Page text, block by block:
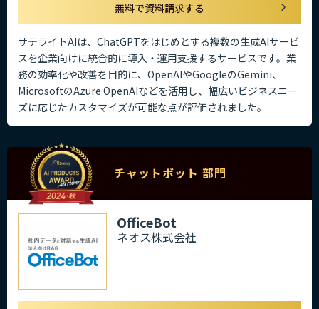
無料で資料請求する
サテライトAIは、ChatGPTをはじめとする複数の生成AIサービ
スを企業向けに統合的に導入・運用支援するサービスです。業
務の効率化や改善を目的に、OpenAIやGoogleのGemini、
MicrosoftのAzure OpenAIなどを活用し、幅広いビジネスニー
ズに応じたカスタマイズが可能な点が評価されました。
チャットボット 部門
OfficeBot
ネオス株式会社